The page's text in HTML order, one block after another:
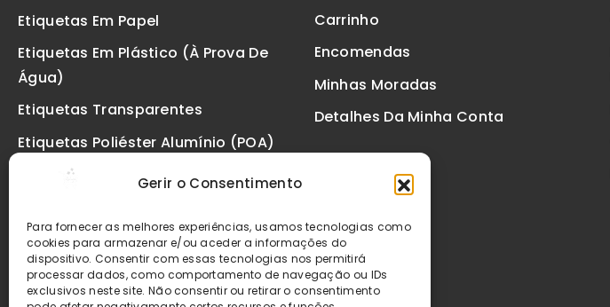
Gerir o Consentimento
Para fornecer as melhores experiências, usamos tecnologias como
cookies para armazenar e/ou aceder a informações do
dispositivo. Consentir com essas tecnologias nos permitirá
processar dados, como comportamento de navegação ou IDs
exclusivos neste site. Não consentir ou retirar o consentimento
Etiquetas Em Papel
Etiquetas Em Plástico (à Prova De
Água)
Etiquetas Transparentes
Etiquetas Poliéster Alumínio (POA)
Etiquetas De Segurança VOID
Etiquetas Zebra
Fitas
Carrinho
Encomendas
Minhas Moradas
Detalhes Da Minha Conta